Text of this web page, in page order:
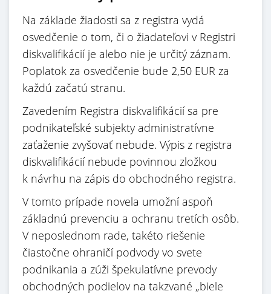
Na základe žiadosti sa z registra vydá
osvedčenie o tom, či o žiadateľovi v Registri
diskvalifikácií je alebo nie je určitý záznam.
Poplatok za osvedčenie bude 2,50 EUR za
každú začatú stranu.
Zavedením Registra diskvalifikácií sa pre
podnikateľské subjekty administratívne
zaťaženie zvyšovať nebude. Výpis z registra
diskvalifikácií nebude povinnou zložkou
k návrhu na zápis do obchodného registra.
V tomto prípade novela umožní aspoň
základnú prevenciu a ochranu tretích osôb.
V neposlednom rade, takéto riešenie
čiastočne ohraničí podvody vo svete
podnikania a zúži špekulatívne prevody
obchodných podielov na takzvané „biele